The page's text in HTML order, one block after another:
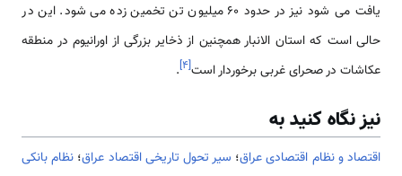
یافت می شود نیز در حدود 60 میلیون تن تخمین زده می شود. این در
حالی است که استان الانبار همچنین از ذخایر بزرگی از اورانیوم در منطقه
عکاشات در صحرای غربی برخوردار است[۴]
.
نیز نگاه کنید به
اقتصاد و نظام اقتصادی عراق؛ سیر تحول تاریخی اقتصاد عراق؛ نظام بانکی